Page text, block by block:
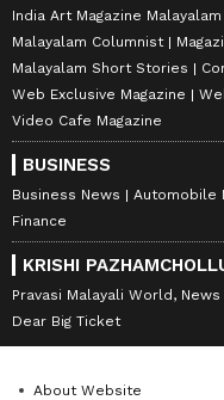
India Art Magazine Malayalam
Malayalam Columnist
Malayalam Short Stories
Web Exclusive Magazine
Video Cafe Magazine
BUSINESS
Business News Automobile
Finance
KRISHI
Pravasi Malayali World,
Dear Big Ticket
About Website